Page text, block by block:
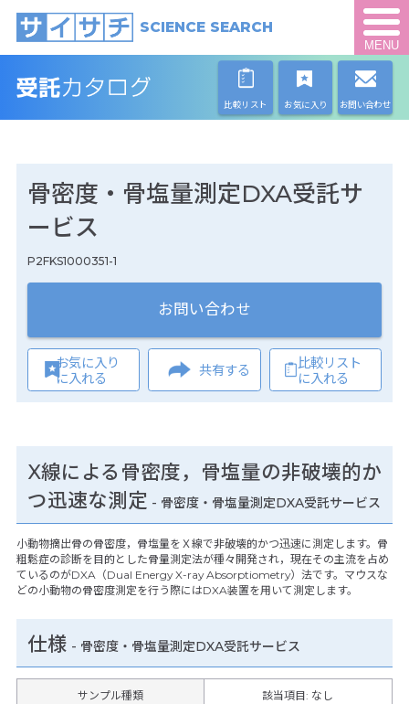
SCIENCE SEARCH
MENU
比較リスト お気に入り お問い合わせ
骨密度・骨塩量測定DXA受託サ
ービス
P2FKS1000351-1
お問い合わせ
お気に入り
に入れる
共有する
比較リスト
に入れる
X線による骨密度，骨塩量の非破壊的か
つ迅速な測定 - 骨密度・骨塩量測定DXA受託サービス
小動物摘出骨の骨密度，骨塩量をＸ線で非破壊的かつ迅速に測定します。骨
粗鬆症の診断を目的とした骨量測定法が種々開発され，現在その主流を占め
ているのがDXA（Dual Energy X-ray Absorptiometry）法です。マウスな
どの小動物の骨密度測定を行う際にはDXA装置を用いて測定します。
仕様 - 骨密度・骨塩量測定DXA受託サービス
サンプル種類 該当項目: なし